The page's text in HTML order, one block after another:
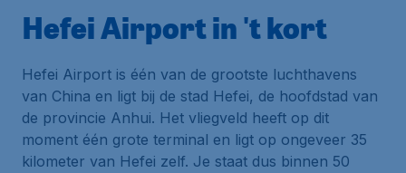
Hefei Airport in 't kort
Hefei Airport is één van de grootste luchthavens
van China en ligt bij de stad Hefei, de hoofdstad van
de provincie Anhui. Het vliegveld heeft op dit
moment één grote terminal en ligt op ongeveer 35
kilometer van Hefei zelf. Je staat dus binnen 50